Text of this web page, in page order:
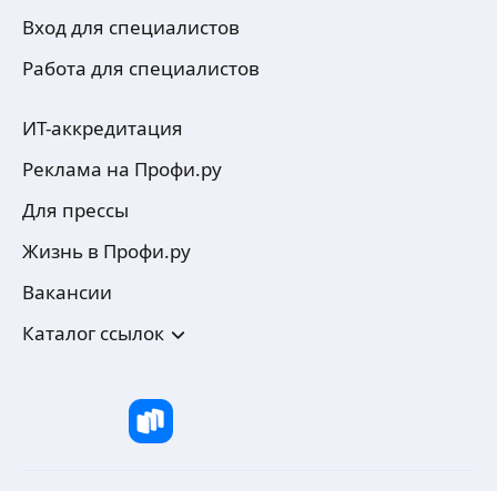
Вход для специалистов
Работа для специалистов
ИТ-аккредитация
Реклама на Профи.ру
Для прессы
Жизнь в Профи.ру
Вакансии
Каталог ссылок